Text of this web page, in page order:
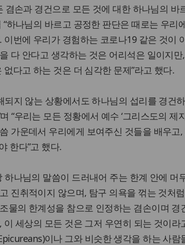
겸손과 경건으로 모든 것에 대한 하나님의 바
“하나님의 바르고 공정한 판단은 때로는 우리
이번에 우리가 경험하는 코로나19 같은 것이
다 안다고 생각하는 것은 어리석은 일이지
없다고 하는 것은 더 심각한 문제”라고 했다.
되지 않는 상황에서도 하나님의 섭리를 경건
“우리는 모든 정황에서 예수 ‘그리스도의 제
가운데서 우리에게 보여주신 것들을 배우고
한다”고 했다.
하나님의 말씀이 드러내어 주는 한계 안에 머
진취적이지 않으며, 탐구 의욕을 꺾는 것처
물의 한계성을 참으로 인정하는 겸손이며 경
이 세상의 모든 것은 그저 우연히 되는 것이
이나 그와 비슷한 생각을 하는 사